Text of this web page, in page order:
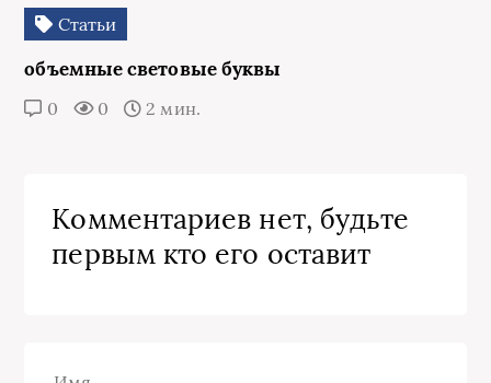
Статьи
объемные световые буквы
0 0 2 мин.
Комментариев нет, будьте
первым кто его оставит